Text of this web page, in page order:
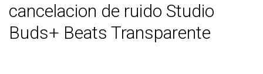
cancelacion de ruido Studio
Buds+ Beats Transparente